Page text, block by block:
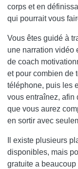
corps et en
qui pourrait vous
Vous êtes guidé à
une narration vidéo
de coach
et pour combien de
téléphone, puis les
vous entraînez, afin
que vous aurez
en sortir avec
Il existe plusieurs
disponibles, mais
gratuite a beaucoup